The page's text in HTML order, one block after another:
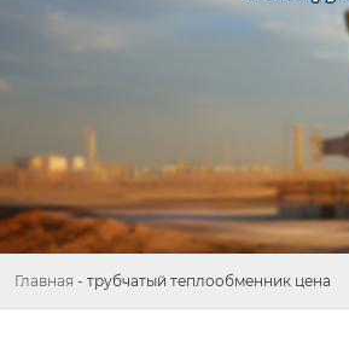
Главная - трубчатый теплообменник цена